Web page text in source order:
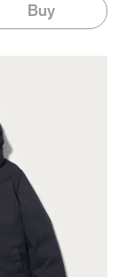
Buy